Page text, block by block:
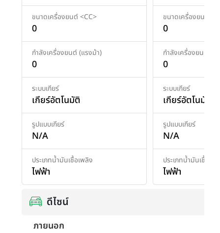
ขนาดเครื่องยนต์ <CC>
0
กำลังเครื่องยนต์ (แรงม้า)
0
ระบบเกียร์
เกียร์อัตโนมัติ
รูปแบบเกียร์
N/A
ประเภทน้ำมันเชื้อเพลิง
ไฟฟ้า
ขนาดเครื่องยนต์
0
กำลังเครื่องยนต์ (แ
0
ระบบเกียร์
เกียร์อัตโนมัติ
รูปแบบเกียร์
N/A
ประเภทน้ำมันเชื้อเพ
ไฟฟ้า
ดีไซน์
ภายนอก